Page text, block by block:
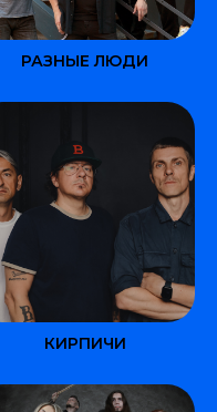
РАЗНЫЕ ЛЮДИ
КИРПИЧИ